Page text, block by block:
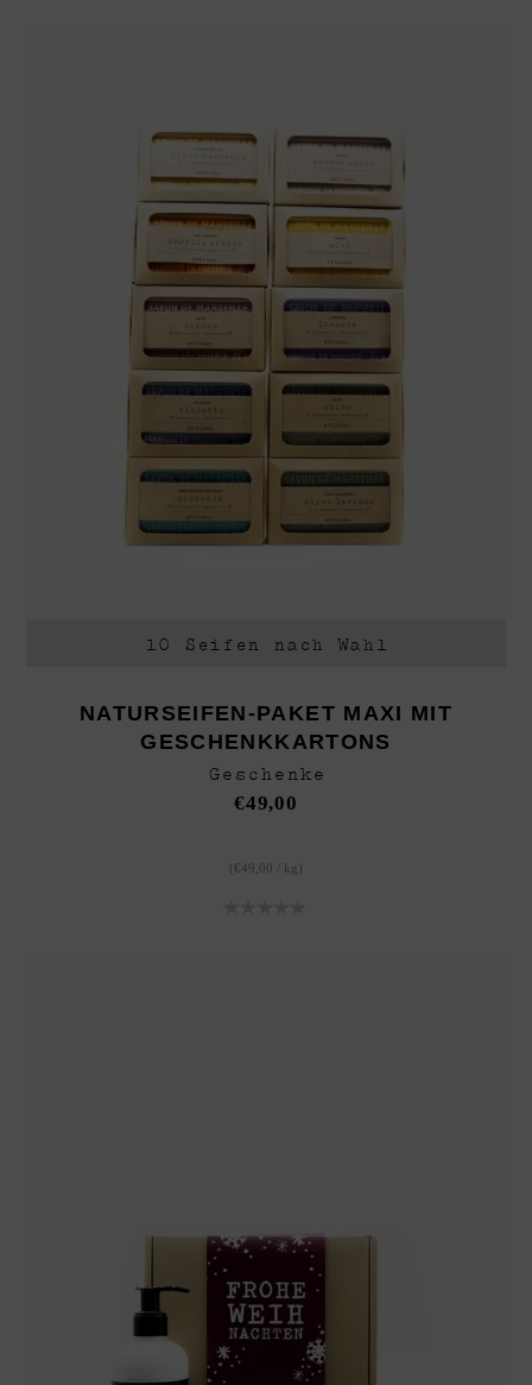
10 Seifen nach Wahl
NATURSEIFEN-PAKET MAXI MIT
GESCHENKKARTONS
Geschenke
€49,00
( €49,00 kg )